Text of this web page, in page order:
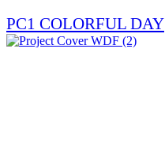
PC1 COLORFUL DAY